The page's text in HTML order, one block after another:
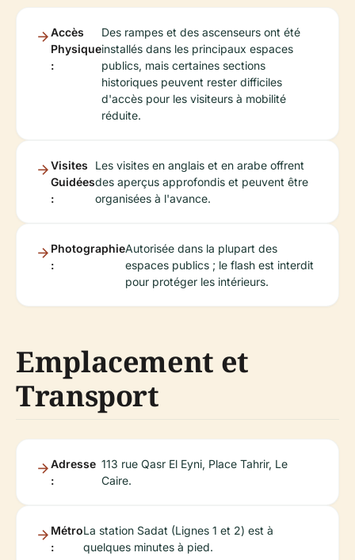
Accès
Physique
:
Des rampes et des ascenseurs ont été
installés dans les principaux espaces
publics, mais certaines sections
historiques peuvent rester difficiles
d'accès pour les visiteurs à mobilité
réduite.
Visites
Guidées
:
Les visites en anglais et en arabe offrent
des aperçus approfondis et peuvent être
organisées à l'avance.
Photographie
:
Autorisée dans la plupart des
espaces publics ; le flash est interdit
pour protéger les intérieurs.
Emplacement et
Transport
Adresse
:
113 rue Qasr El Eyni, Place Tahrir, Le
Caire.
Métro
:
La station Sadat (Lignes 1 et 2) est à
quelques minutes à pied.